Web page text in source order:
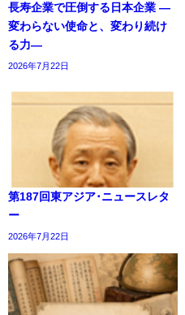
長寿企業で圧倒する日本企業 ―
変わらない使命と、変わり続け
る力―
2026年7月22日
第187回東アジア･ニュースレタ
ー
2026年7月22日